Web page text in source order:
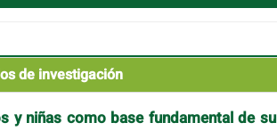
de investigación
y niñas como base fundamental de